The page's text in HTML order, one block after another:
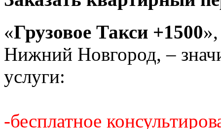
«Грузовое Такси +1500
Нижний Новгород, –
услуги:
-бесплатное